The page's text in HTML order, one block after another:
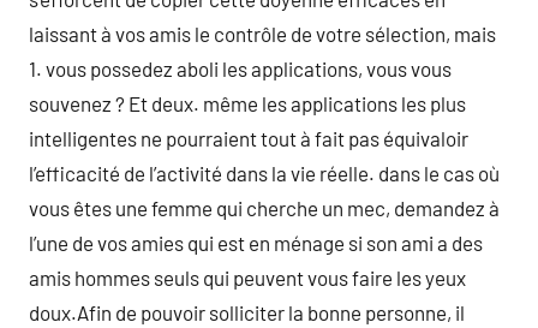
laissant à vos amis le contrôle de votre sélection, mais
1. vous possedez aboli les applications, vous vous
souvenez ? Et deux. même les applications les plus
intelligentes ne pourraient tout à fait pas équivaloir
l’efficacité de l’activité dans la vie réelle. dans le cas où
vous êtes une femme qui cherche un mec, demandez à
l’une de vos amies qui est en ménage si son ami a des
amis hommes seuls qui peuvent vous faire les yeux
doux.Afin de pouvoir solliciter la bonne personne, il